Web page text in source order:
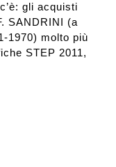
gli acquisti
SANDRINI (a
1970) molto più
STEP 2011,